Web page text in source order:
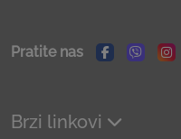
Pratite nas
Facebook
Viber
Brzi linkovi